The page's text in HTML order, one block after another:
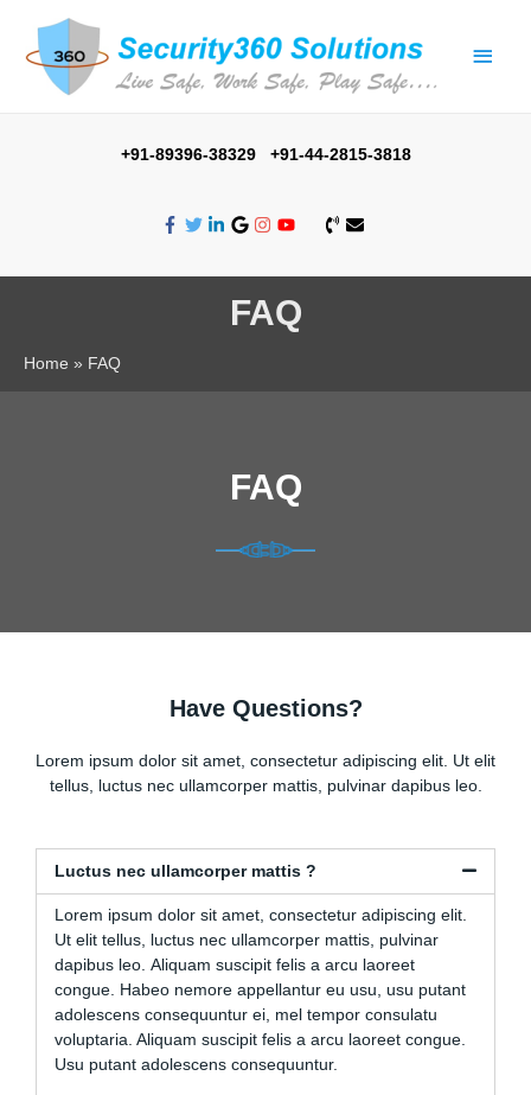
+91-89396-38329 +91-44-2815-3818
FAQ
Home FAQ
FAQ
Have Questions?
Lorem ipsum dolor sit amet, consectetur adipiscing elit. Ut elit
tellus, luctus nec ullamcorper mattis, pulvinar dapibus leo.
Luctus nec ullamcorper mattis ?
Lorem ipsum dolor sit amet, consectetur adipiscing elit.
Ut elit tellus, luctus nec ullamcorper mattis, pulvinar
dapibus leo. Aliquam suscipit felis a arcu laoreet
congue. Habeo nemore appellantur eu usu, usu putant
adolescens consequuntur ei, mel tempor consulatu
voluptaria. Aliquam suscipit felis a arcu laoreet congue.
Usu putant adolescens consequuntur.